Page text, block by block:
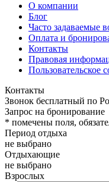
О компании
Блог
Часто задаваемые
Оплата и
Контакты
Правовая
Пользовательское
Контакты
Звонок бесплатный по
Запрос на бронирование
* помечены поля,
Период отдыха
не выбрано
Отдыхающие
не выбрано
Взрослых